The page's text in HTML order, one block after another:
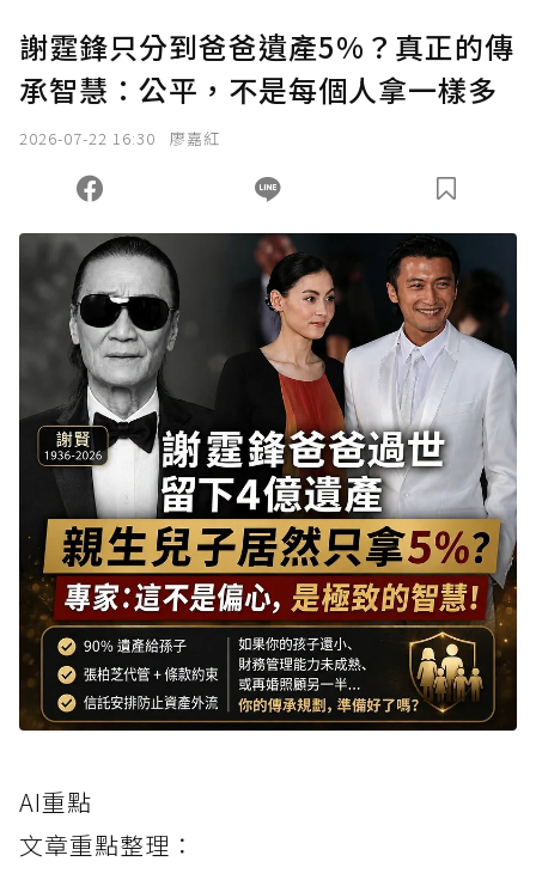
謝霆鋒只分到爸爸遺產5%？真正的傳
承智慧：公平，不是每個人拿一樣多
2026-07-22 16:30 廖嘉紅
AI重點
文章重點整理：